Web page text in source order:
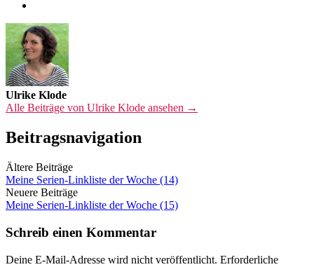
Ulrike Klode
Alle Beiträge von Ulrike Klode ansehen →
Beitragsnavigation
Ältere Beiträge
Meine Serien-Linkliste der Woche (14)
Neuere Beiträge
Meine Serien-Linkliste der Woche (15)
Schreib einen Kommentar
Deine E-Mail-Adresse wird nicht veröffentlicht. Erforderliche